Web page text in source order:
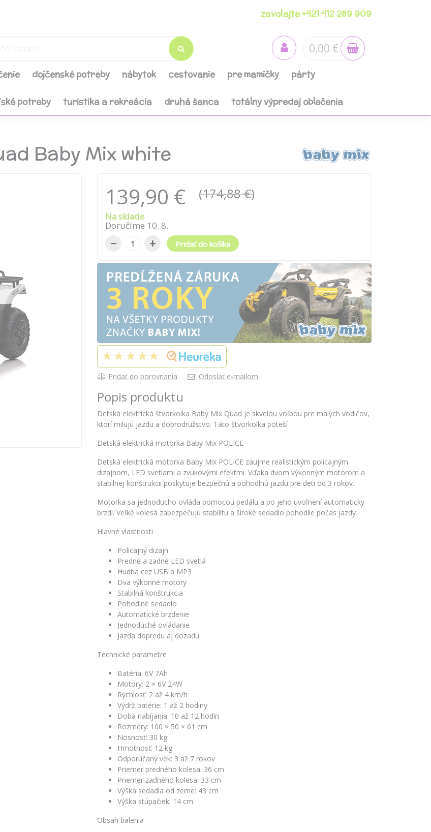
zavolajte +421 412 289 909
0,00 €
dojčenské potreby nábytok cestovanie pre mamičky párty
potreby turistika a rekreácia druhá šanca totálny výpredaj oblečenia
Baby Mix white
139,90 € (174,88 €)
Na sklade
Doručíme 10. 8.
− + Pridať do košíka
Pridať do porovnania Odoslať e-mailom
Popis produktu
Detská elektrická štvorkolka Baby Mix Quad je skvelou voľbou pre malých vodičov,
ktorí milujú jazdu a dobrodružstvo. Táto štvorkolka poteší
Detská elektrická motorka Baby Mix POLICE
Detská elektrická motorka Baby Mix POLICE zaujme realistickým policajným
dizajnom, LED svetlami a zvukovými efektmi. Vďaka dvom výkonným motorom a
stabilnej konštrukcii poskytuje bezpečnú a pohodlnú jazdu pre deti od 3 rokov.
Motorka sa jednoducho ovláda pomocou pedálu a po jeho uvoľnení automaticky
brzdí. Veľké kolesá zabezpečujú stabilitu a široké sedadlo pohodlie počas jazdy.
Hlavné vlastnosti
Policajný dizajn
Predné a zadné LED svetlá
Hudba cez USB a MP3
Dva výkonné motory
Stabilná konštrukcia
Pohodlné sedadlo
Automatické brzdenie
Jednoduché ovládanie
Jazda dopredu aj dozadu
Technické parametre
Batéria: 6V 7Ah
Motory: 2 × 6V 24W
Rýchlosť: 2 až 4 km/h
Výdrž batérie: 1 až 2 hodiny
Doba nabíjania: 10 až 12 hodín
Rozmery: 100 × 50 × 61 cm
Nosnosť: 30 kg
Hmotnosť: 12 kg
Odporúčaný vek: 3 až 7 rokov
Priemer predného kolesa: 36 cm
Priemer zadného kolesa: 33 cm
Výška sedadla od zeme: 43 cm
Výška stúpačiek: 14 cm
Obsah balenia